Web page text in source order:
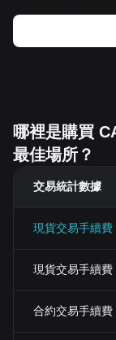
哪裡是購買
最佳場所？
交易統計數據
現貨交易手續費
現貨交易手續費
合約交易手續費